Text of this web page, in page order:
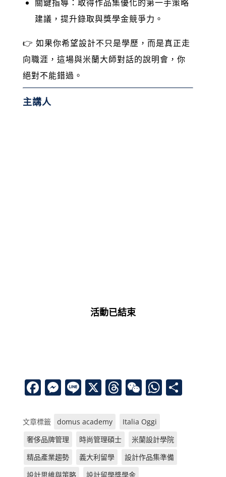
關鍵指導：取得作品集優化的第一手策略
建議，提升錄取與獎學金競爭力。
👉 如果你希望設計不只是學歷，而是真正走
向職涯，這場與米蘭大師對話的說明會，你
絕對不能錯過。
主講人
活動已結束
F
c
e
b
o
M
ss
e
n
g
Li
e
X T
re
a
d
s
W
C
h
at
W
s
A
p
分
文章標籤 domus academy
Italia Oggi
奢侈品牌管理
時尚管理碩士
米蘭設計學院
精品產業趨勢
義大利留學
設計作品集準備
設計思維與策略
設計留學獎學金